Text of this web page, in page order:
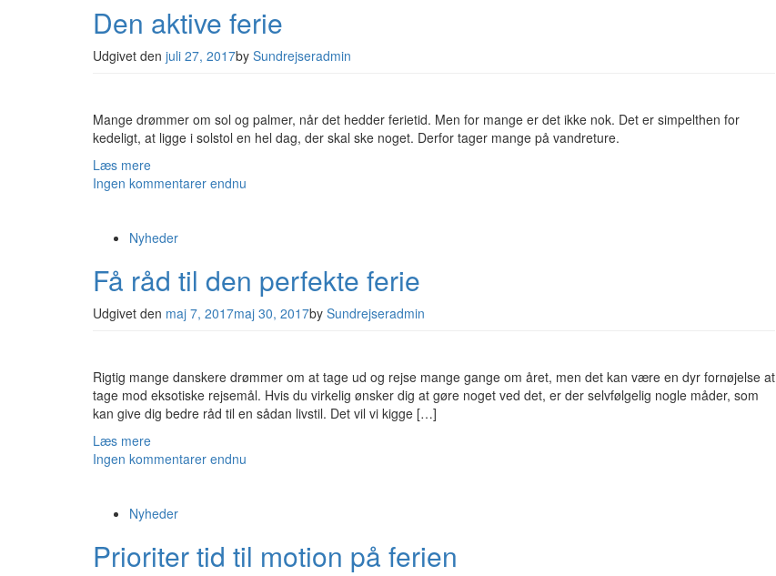
Den aktive ferie
Udgivet den juli 27, 2017by Sundrejseradmin
Mange drømmer om sol og palmer, når det hedder ferietid. Men for mange er det ikke nok. Det er simpelthen for
kedeligt, at ligge i solstol en hel dag, der skal ske noget. Derfor tager mange på vandreture.
Læs mere
Ingen kommentarer endnu
Nyheder
Få råd til den perfekte ferie
Udgivet den maj 7, 2017maj 30, 2017by Sundrejseradmin
Rigtig mange danskere drømmer om at tage ud og rejse mange gange om året, men det kan være en dyr fornøjelse at
tage mod eksotiske rejsemål. Hvis du virkelig ønsker dig at gøre noget ved det, er der selvfølgelig nogle måder, som
kan give dig bedre råd til en sådan livstil. Det vil vi kigge […]
Læs mere
Ingen kommentarer endnu
Nyheder
Prioriter tid til motion på ferien